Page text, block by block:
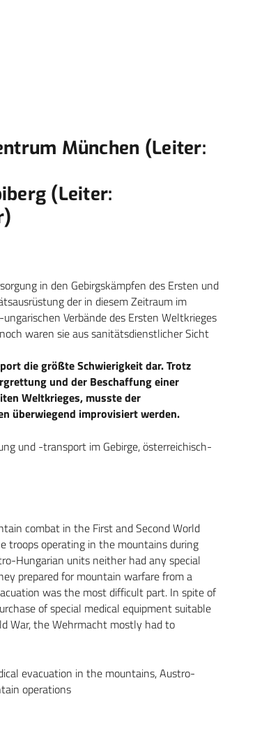
München (Leiter:
(Leiter:
in den Gebirgskämpfen des Ersten und
der in diesem Zeitraum im
Verbände des Ersten Weltkrieges
waren sie aus sanitätsdienstlicher Sicht
die größte Schwierigkeit dar. Trotz
und der Beschaffung einer
Weltkrieges, musste der
überwiegend improvisiert werden.
und -transport im Gebirge, österreichisch-
combat in the First and Second World
troops operating in the mountains during
Hungarian units neither had any special
prepared for mountain warfare from a
was the most difficult part. In spite of
of special medical equipment suitable
War, the Wehrmacht mostly had to
evacuation in the mountains, Austro-
operations